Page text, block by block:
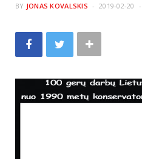
BY JONAS KOVALSKIS 2019-02-20